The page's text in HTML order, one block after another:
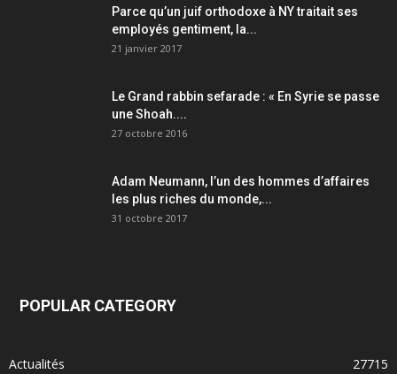
Parce qu’un juif orthodoxe à NY traitait ses
employés gentiment, la...
21 janvier 2017
Le Grand rabbin sefarade : « En Syrie se passe
une Shoah....
27 octobre 2016
Adam Neumann, l’un des hommes d’affaires
les plus riches du monde,...
31 octobre 2017
POPULAR CATEGORY
Actualités
27715